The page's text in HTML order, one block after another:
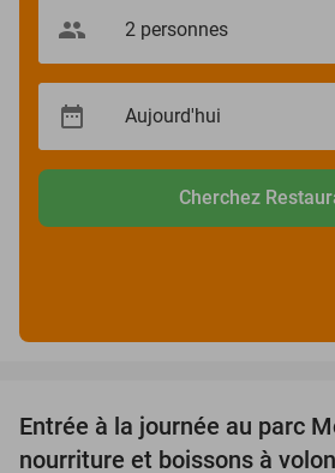
Cherchez
Entrée à la journée au parc
nourriture et boissons à